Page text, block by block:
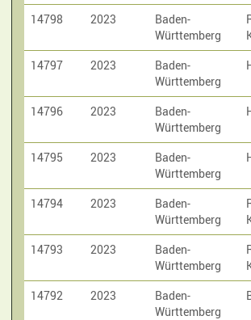
14798
2023
Baden-
Württemberg
14797 2023
Baden-
Württemberg
14796 2023
Baden-
Württemberg
14795 2023
Baden-
Württemberg
14794 2023
Baden-
Württemberg
14793 2023
Baden-
Württemberg
14792 2023
Baden-
Württemberg